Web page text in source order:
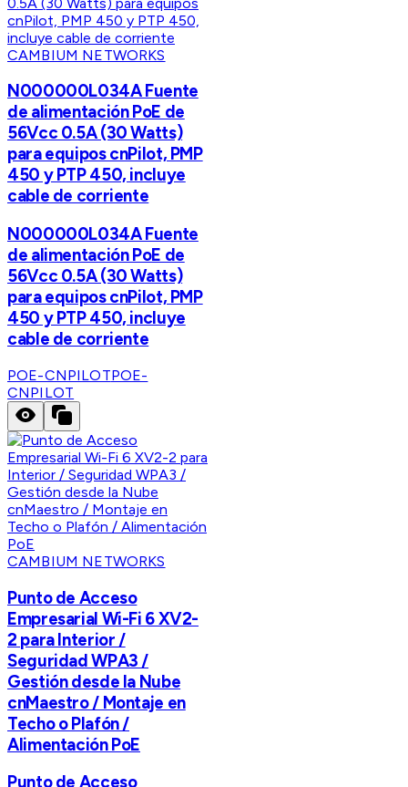
CAMBIUM NETWORKS
N000000L034A Fuente
de alimentación PoE de
56Vcc 0.5A (30 Watts)
para equipos cnPilot, PMP
450 y PTP 450, incluye
cable de corriente
N000000L034A Fuente
de alimentación PoE de
56Vcc 0.5A (30 Watts)
para equipos cnPilot, PMP
450 y PTP 450, incluye
cable de corriente
POE-CNPILOTPOE-
CNPILOT
CAMBIUM NETWORKS
Punto de Acceso
Empresarial Wi-Fi 6 XV2-
2 para Interior /
Seguridad WPA3 /
Gestión desde la Nube
cnMaestro / Montaje en
Techo o Plafón /
Alimentación PoE
Punto de Acceso